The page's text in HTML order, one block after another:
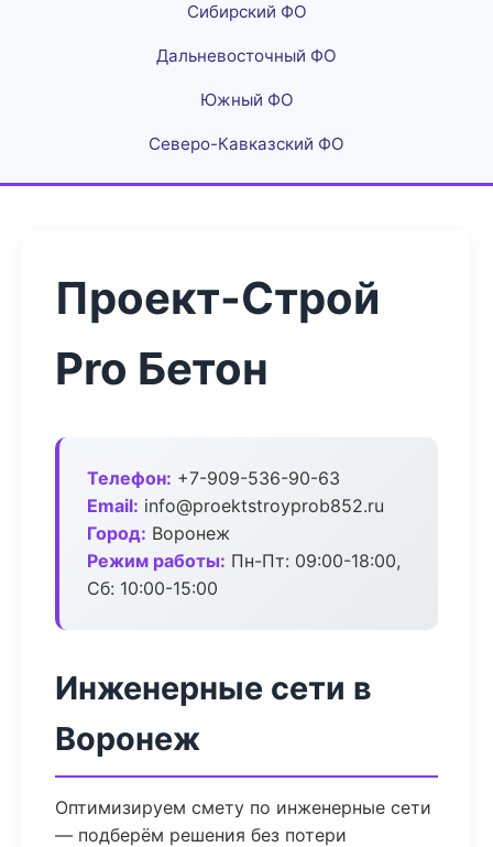
Сибирский ФО
Дальневосточный ФО
Южный ФО
Северо-Кавказский ФО
Проект-Строй
Pro Бетон
Телефон: +7-909-536-90-63
Email: info@proektstroyprob852.ru
Город: Воронеж
Режим работы: Пн-Пт: 09:00-18:00,
Сб: 10:00-15:00
Инженерные сети в
Воронеж
Оптимизируем смету по инженерные сети
— подберём решения без потери